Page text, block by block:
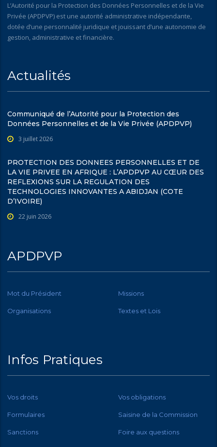
L’Autorité pour la Protection des Données Personnelles et de la Vie
Privée (APDPVP) est une autorité administrative indépendante,
dotée d’une personnalité juridique et jouissant d’une autonomie de
gestion, administrative et financière.
Actualités
Communiqué de l’Autorité pour la Protection des
Données Personnelles et de la Vie Privée (APDPVP)
3 juillet 2026
PROTECTION DES DONNEES PERSONNELLES ET DE
LA VIE PRIVEE EN AFRIQUE : L’APDPVP AU CŒUR DES
REFLEXIONS SUR LA REGULATION DES
TECHNOLOGIES INNOVANTES A ABIDJAN (COTE
D’IVOIRE)
22 juin 2026
APDPVP
Mot du Président Missions
Organisations Textes et Lois
Infos Pratiques
Vos droits Vos obligations
Formulaires Saisine de la Commission
Sanctions Foire aux questions